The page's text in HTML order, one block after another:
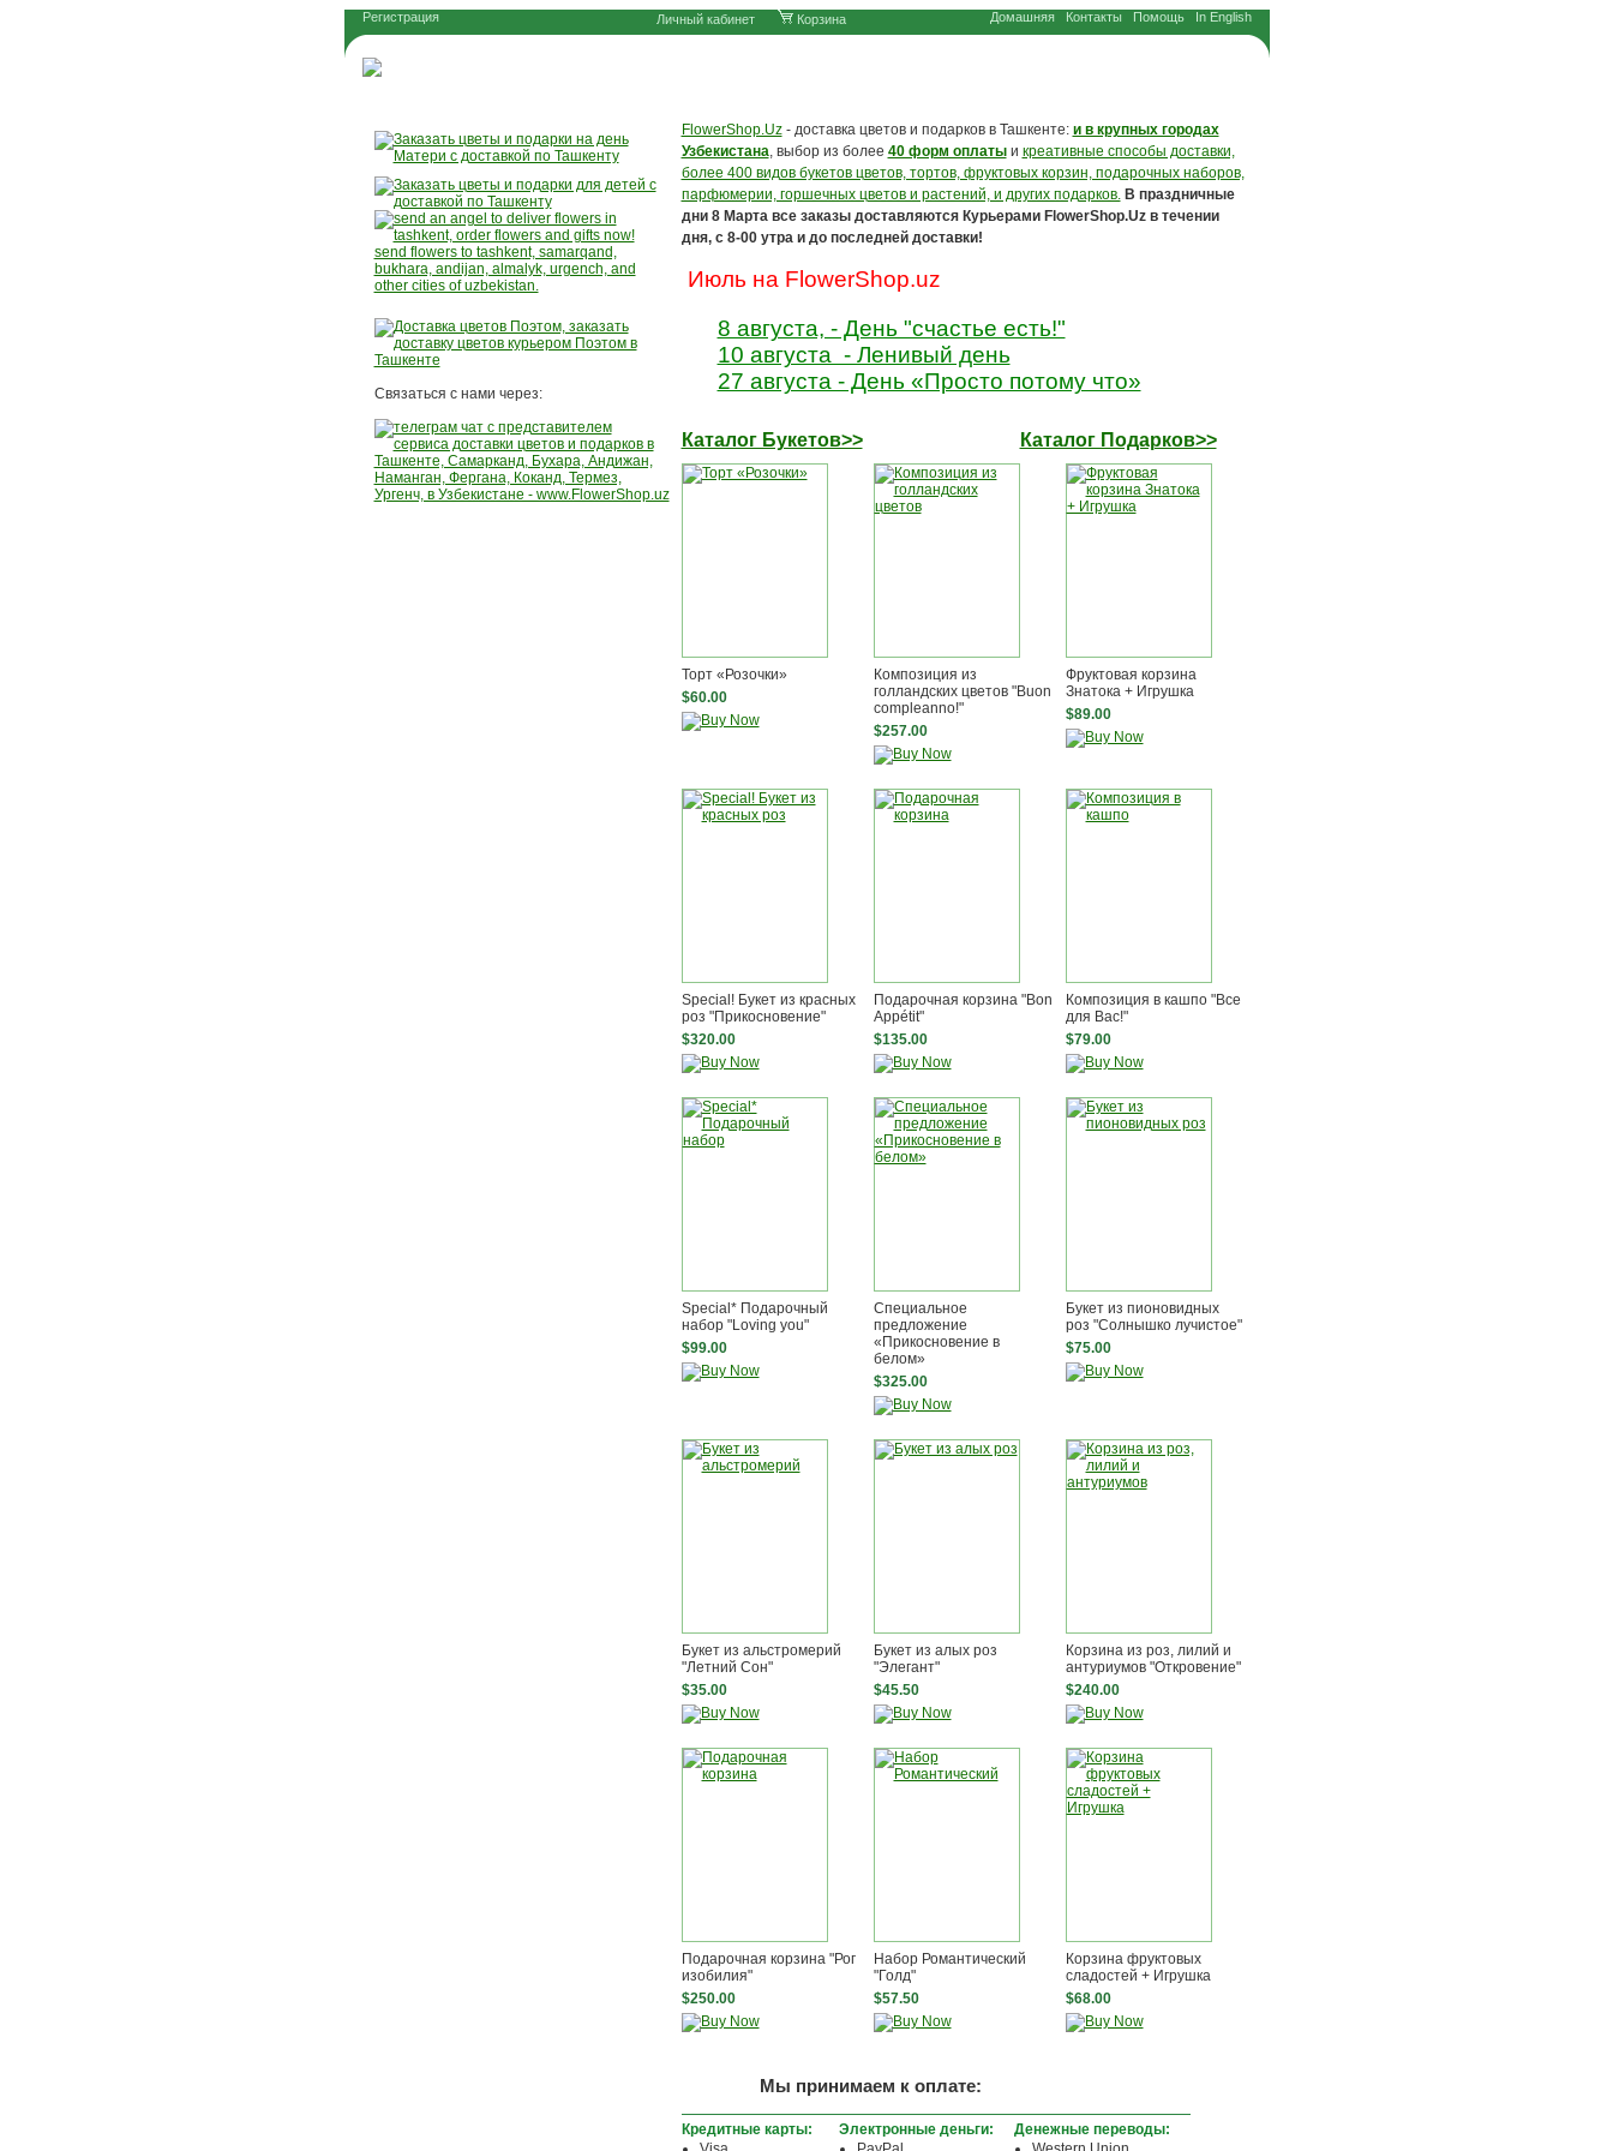
Регистрация Домашняя Контакты Помощь In English
Личный кабинет Корзина
Связаться с нами через:
FlowerShop.Uz- доставка цветов и подарков в Ташкенте: и в крупных городах
Узбекистана, выбор из более 40 форм оплатыи креативные способы доставки,
более 400 видов букетов цветов, тортов, фруктовых корзин, подарочных наборов,
парфюмерии, горшечных цветов и растений, и других подарков. В праздничные
дни 8 Марта все заказы доставляются Курьерами FlowerShop.Uz в течении
дня, с 8-00 утра и до последней доставки!
Июль на FlowerShop.uz
8 августа, - День "счастье есть!"
10 августа - Ленивый день
27 августа - День «Просто потому что»
Каталог Букетов>> Каталог Подарков>>
Торт «Розочки»
$60.00
Композиция из
голландских цветов "Buon
compleanno!"
$257.00
Фруктовая корзина
Знатока + Игрушка
$89.00
Special! Букет из красных
роз "Прикосновение"
$320.00
Подарочная корзина "Bon
Appétit"
$135.00
Композиция в кашпо "Все
для Вас!"
$79.00
Special* Подарочный
набор "Loving you"
$99.00
Специальное
предложение
«Прикосновение в
белом»
$325.00
Букет из пионовидных
роз "Солнышко лучистое"
$75.00
Букет из альстромерий
"Летний Cон"
$35.00
Букет из алых роз
"Элегант"
$45.50
Корзина из роз, лилий и
антуриумов "Откровение"
$240.00
Подарочная корзина "Рог
изобилия"
$250.00
Набор Романтический
"Голд"
$57.50
Корзина фруктовых
сладостей + Игрушка
$68.00
Мы принимаем к оплате:
Кредитные карты:
Электронные деньги:
Денежные переводы: